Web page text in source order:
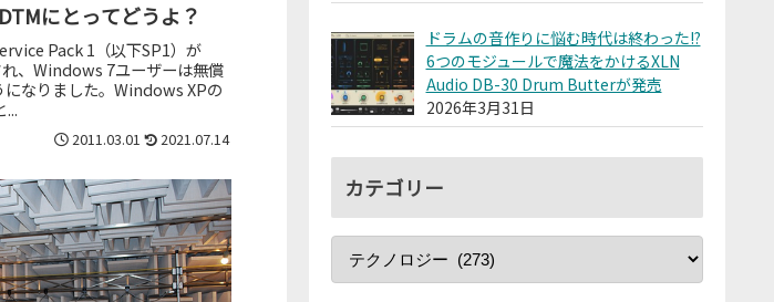
にとってどうよ？
Pack 1（以下SP1）が
、Windows 7ユーザーは無償
なりました。Windows XPの
2011.03.01 2021.07.14
ドラムの音作りに悩む時代は終わった!?
6つのモジュールで魔法をかけるXLN
Audio DB-30 Drum Butterが発売
2026年3月31日
カテゴリー